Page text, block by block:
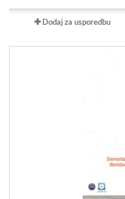
Dodaj za usporedbu